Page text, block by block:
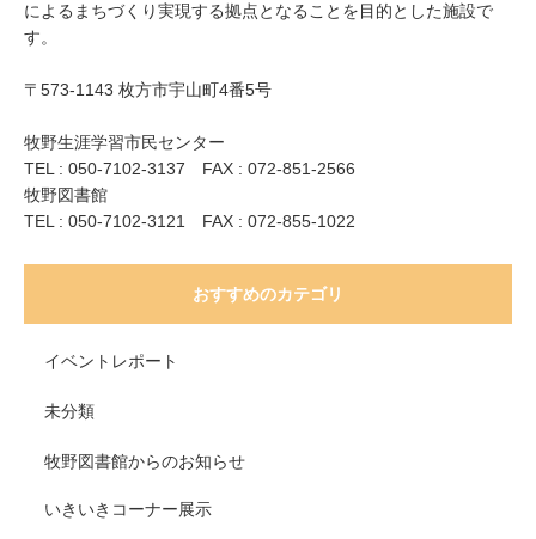
によるまちづくり実現する拠点となることを目的とした施設で
す。
〒573-1143 枚方市宇山町4番5号
牧野生涯学習市民センター
TEL : 050-7102-3137 FAX : 072-851-2566
牧野図書館
TEL : 050-7102-3121 FAX : 072-855-1022
おすすめのカテゴリ
イベントレポート
未分類
牧野図書館からのお知らせ
いきいきコーナー展示